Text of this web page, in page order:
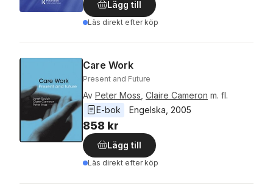
Lägg till
Läs direkt efter köp
Care Work
Present and Future
Av Peter Moss, Claire Cameron m. fl.
E-bok
Engelska, 2005
858 kr
Lägg till
Läs direkt efter köp